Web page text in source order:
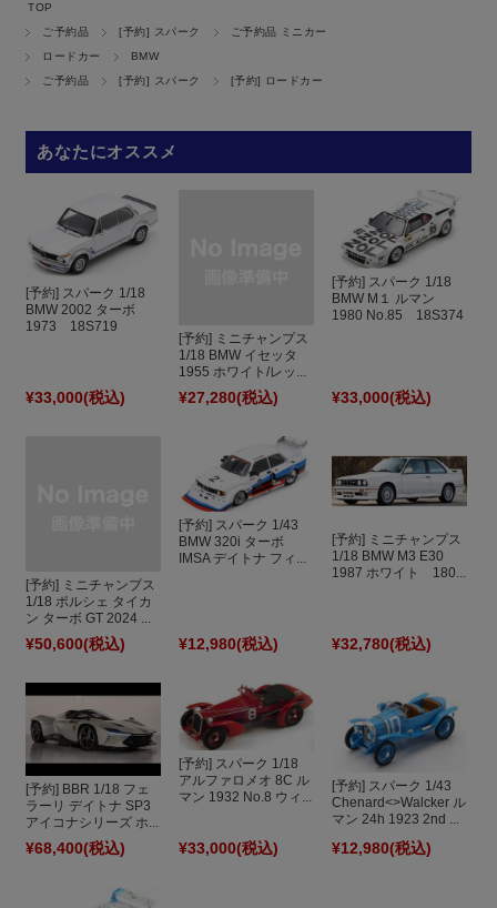
TOP
ご予約品
[予約] スパーク
ご予約品 ミニカー
ロードカー
BMW
ご予約品
[予約] スパーク [予約] ロードカー
あなたにオススメ
[予約] スパーク 1/18
BMW 2002 ターボ
1973 18S719
¥33,000(税込)
[予約] ミニチャンプス
1/18 BMW イセッタ
1955 ホワイト/レッ...
¥27,280(税込)
[予約] スパーク 1/18
BMW M１ ルマン
1980 No.85 18S374
¥33,000(税込)
[予約] ミニチャンプス
1/18 ポルシェ タイカ
ン ターボ GT 2024 ...
¥50,600(税込)
[予約] スパーク 1/43
BMW 320i ターボ
IMSA デイトナ フィ...
¥12,980(税込)
[予約] ミニチャンプス
1/18 BMW M3 E30
1987 ホワイト 180...
¥32,780(税込)
[予約] BBR 1/18 フェ
ラーリ デイトナ SP3
アイコナシリーズ ホ...
¥68,400(税込)
[予約] スパーク 1/18
アルファロメオ 8C ル
マン 1932 No.8 ウィ...
¥33,000(税込)
[予約] スパーク 1/43
Chenard<>Walcker ル
マン 24h 1923 2nd ...
¥12,980(税込)